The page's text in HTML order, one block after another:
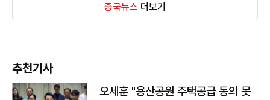
중국뉴스 더보기
추천기사
오세훈 "용산공원 주택공급 동의 못